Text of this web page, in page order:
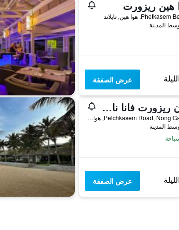
هين ريزورت
عرض الصفقة
هوليداي إن ريزورت فانا نافا هوا هين بي آيتش جي
129/129 Petchkasem Road, Nong Gae Dist, هوا هين, تايلاند
عرض الصفقة